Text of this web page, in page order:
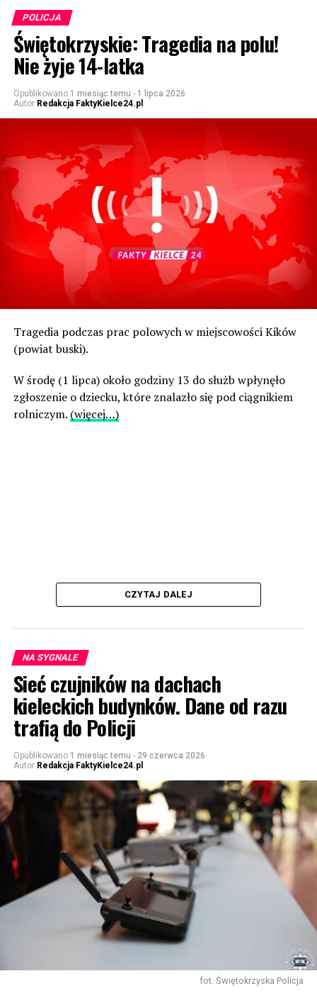
POLICJA
Świętokrzyskie: Tragedia na polu!
Nie żyje 14-latka
Opublikowano 1 miesiąc temu - 1 lipca 2026
Autor Redakcja FaktyKielce24.pl
Tragedia podczas prac polowych w miejscowości Kików
(powiat buski).
W środę (1 lipca) około godziny 13 do służb wpłynęło
zgłoszenie o dziecku, które znalazło się pod ciągnikiem
rolniczym. (więcej…)
CZYTAJ DALEJ
NA SYGNALE
Sieć czujników na dachach
kieleckich budynków. Dane od razu
trafią do Policji
Opublikowano 1 miesiąc temu - 29 czerwca 2026
Autor Redakcja FaktyKielce24.pl
fot. Świętokrzyska Policja